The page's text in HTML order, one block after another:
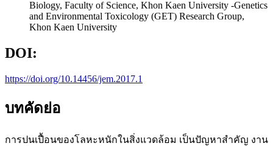
Biology, Faculty of Science, Khon Kaen University -Genetics
and Environmental Toxicology (GET) Research Group,
Khon Kaen University
DOI:
https://doi.org/10.14456/jem.2017.1
บทคัดย่อ
การปนเปื้อนของโลหะหนักในสิ่งแวดล้อม เป็นปัญหาสำคัญ งาน